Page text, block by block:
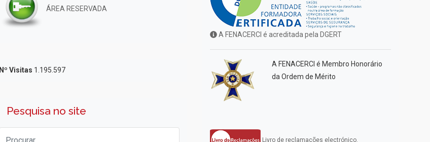
ÁREA RESERVADA
Nº Visitas 1.195.597
Pesquisa no site
A FENACERCI é acreditada pela DGERT
A FENACERCI é Membro Honorário
da Ordem de Mérito
Livro de reclamações electrónico.